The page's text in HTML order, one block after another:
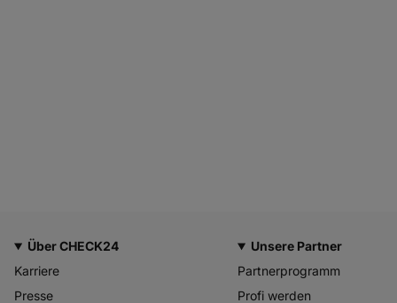
Über CHECK24
Karriere
Presse
Unsere Partner
Partnerprogramm
Profi werden